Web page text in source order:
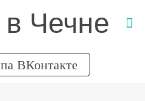
Чечне
ВКонтакте